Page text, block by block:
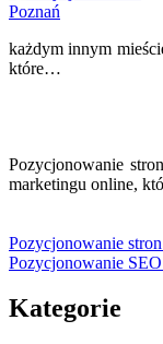
każdym innym
które…
Pozycjonowanie
marketingu online,
Pozycjonowanie
Pozycjonowanie
Kategorie